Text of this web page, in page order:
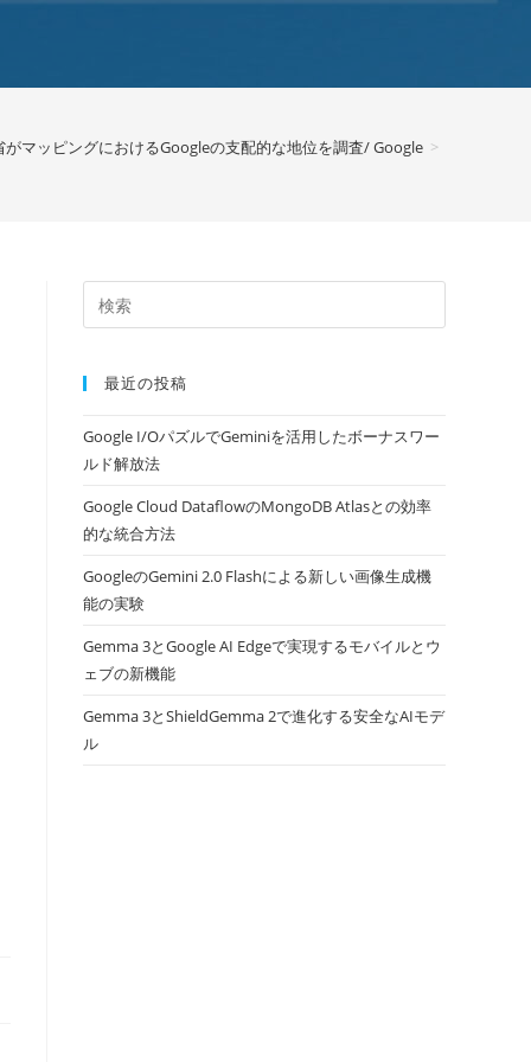
がマッピングにおけるGoogleの支配的な地位を調査/ Google >
最近の投稿
Google I/OパズルでGeminiを活用したボーナスワー
ルド解放法
Google Cloud DataflowのMongoDB Atlasとの効率
的な統合方法
GoogleのGemini 2.0 Flashによる新しい画像生成機
能の実験
Gemma 3とGoogle AI Edgeで実現するモバイルとウ
ェブの新機能
Gemma 3とShieldGemma 2で進化する安全なAIモデ
ル